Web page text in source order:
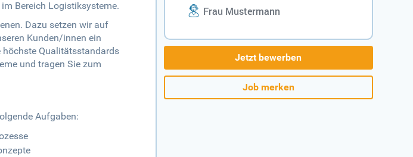
Bereich Logistiksysteme.
Dazu setzen wir auf
Kunden/innen ein
höchste Qualitätsstandards
und tragen Sie zum
Aufgaben:
Frau Mustermann
Jetzt bewerben
Job merken